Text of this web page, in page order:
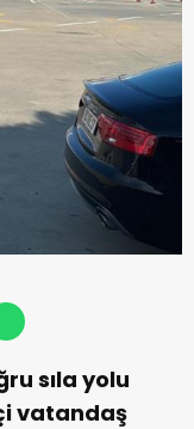
sıla yolu
vatandaş